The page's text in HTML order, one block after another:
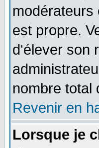
modérateurs
est propre.
d'élever son
nombre total
Revenir en
Lorsque je